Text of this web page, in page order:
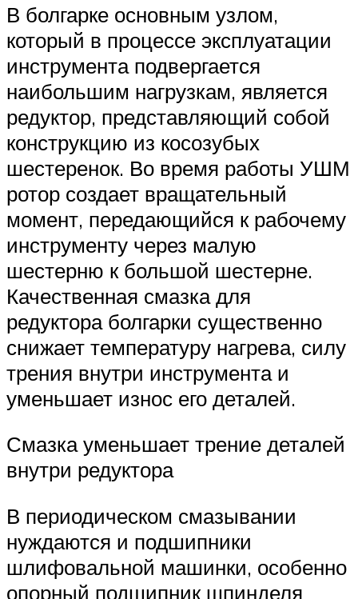
В болгарке основным узлом,
который в процессе эксплуатации
инструмента подвергается
наибольшим нагрузкам, является
редуктор, представляющий собой
конструкцию из косозубых
шестеренок. Во время работы УШМ
ротор создает вращательный
момент, передающийся к рабочему
инструменту через малую
шестерню к большой шестерне.
Качественная смазка для
редуктора болгарки существенно
снижает температуру нагрева, силу
трения внутри инструмента и
уменьшает износ его деталей.
Смазка уменьшает трение деталей
внутри редуктора
В периодическом смазывании
нуждаются и подшипники
шлифовальной машинки, особенно
опорный подшипник шпинделя